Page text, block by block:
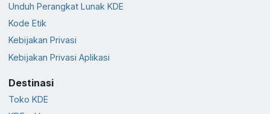
Unduh Perangkat Lunak KDE
Kode Etik
Kebijakan Privasi
Kebijakan Privasi Aplikasi
Destinasi
Toko KDE